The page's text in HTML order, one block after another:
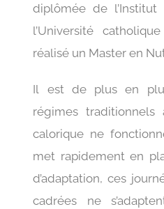
diplômée de
l’Université
réalisé un Master en
Il est de plus en
régimes traditionnels
calorique ne
met rapidement en
d’adaptation, ces
cadrées ne